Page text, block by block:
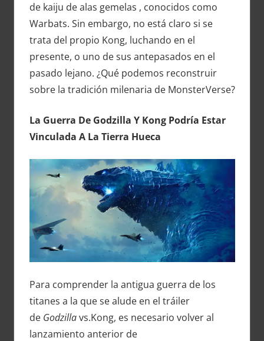
de kaiju de alas gemelas , conocidos como
Warbats. Sin embargo, no está claro si se
trata del propio Kong, luchando en el
presente, o uno de sus antepasados ​​en el
pasado lejano. ¿Qué podemos reconstruir
sobre la tradición milenaria de MonsterVerse?
La Guerra De Godzilla Y Kong Podría Estar
Vinculada A La Tierra Hueca
Para comprender la antigua guerra de los
titanes a la que se alude en el tráiler
de Godzillavs.Kong, es necesario volver al
lanzamiento anterior de